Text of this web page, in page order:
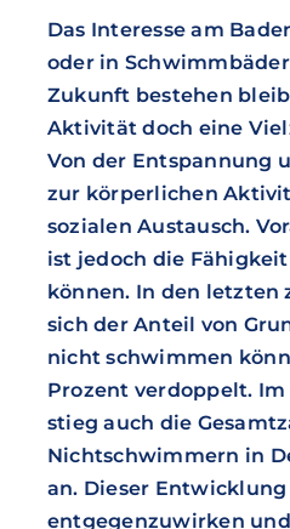
Das Interesse am
oder in
Zukunft bestehen
Aktivität doch eine
Von der Entspannung
zur körperlichen
sozialen Austausch.
ist jedoch die
können. In den letzten
sich der Anteil von
nicht schwimmen
Prozent verdoppelt.
stieg auch die
Nichtschwimmern in
an. Dieser
entgegenzuwirken